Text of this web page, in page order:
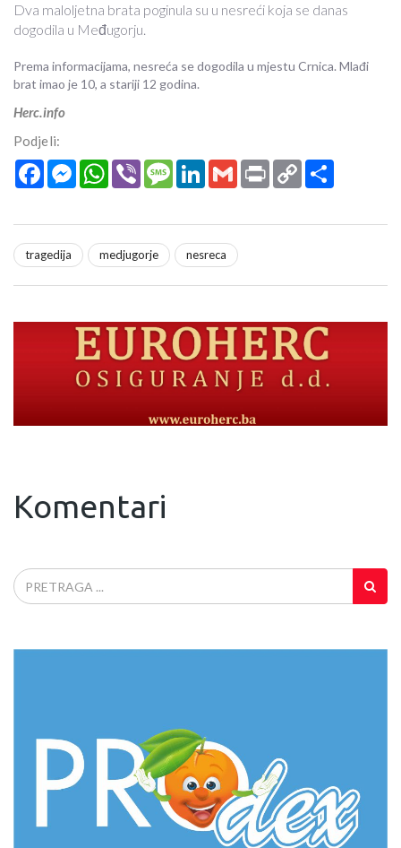
Dva maloljetna brata poginula su u nesreći koja se danas
dogodila u Međugorju.
Prema informacijama, nesreća se dogodila u mjestu Crnica. Mlađi
brat imao je 10, a stariji 12 godina.
Herc.info
Podjeli:
FacebookMessengerWhatsApp
Viber MessageLinkedInGmail Print Copy
Link
tragedija medjugorje nesreca
Komentari